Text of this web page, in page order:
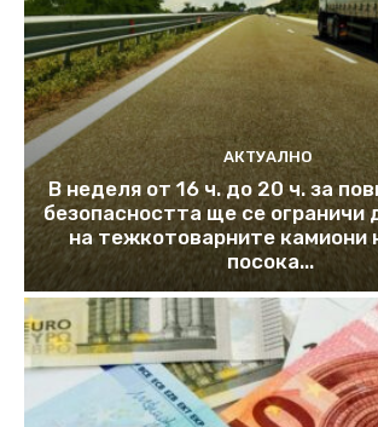
АКТУАЛНО
В неделя от 16 ч. до 20 ч. за
безопасността ще се ограничи
на тежкотоварните камиони
посока...